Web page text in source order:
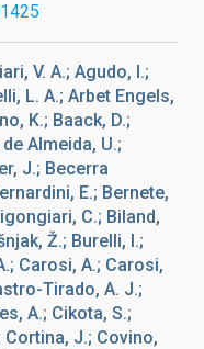
V. A.; Agudo, I.;
L. A.; Arbet Engels,
K.; Baack, D.;
Almeida, U.;
J.; Becerra
E.; Bernete,
C.; Biland,
Ž.; Burelli, I.;
Carosi, A.; Carosi,
Tirado, A. J.;
A.; Cikota, S.;
J.; Covino,